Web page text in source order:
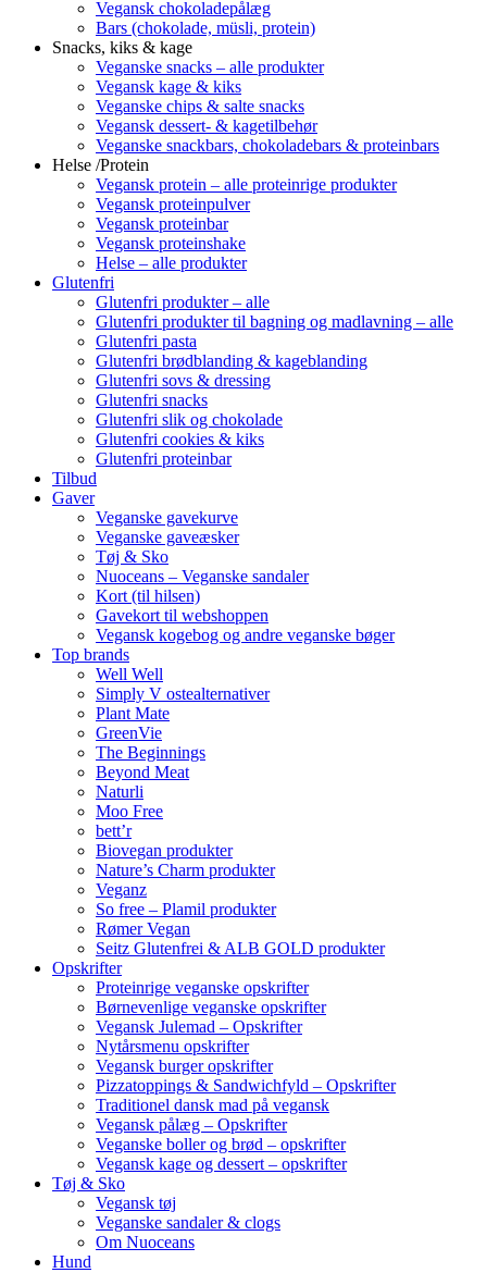
Vegansk chokoladepålæg
Bars (chokolade, müsli, protein)
Snacks, kiks & kage
Veganske snacks – alle produkter
Vegansk kage & kiks
Veganske chips & salte snacks
Vegansk dessert- & kagetilbehør
Veganske snackbars, chokoladebars & proteinbars
Helse /Protein
Vegansk protein – alle proteinrige produkter
Vegansk proteinpulver
Vegansk proteinbar
Vegansk proteinshake
Helse – alle produkter
Glutenfri
Glutenfri produkter – alle
Glutenfri produkter til bagning og madlavning – alle
Glutenfri pasta
Glutenfri brødblanding & kageblanding
Glutenfri sovs & dressing
Glutenfri snacks
Glutenfri slik og chokolade
Glutenfri cookies & kiks
Glutenfri proteinbar
Tilbud
Gaver
Veganske gavekurve
Veganske gaveæsker
Tøj & Sko
Nuoceans – Veganske sandaler
Kort (til hilsen)
Gavekort til webshoppen
Vegansk kogebog og andre veganske bøger
Top brands
Well Well
Simply V ostealternativer
Plant Mate
GreenVie
The Beginnings
Beyond Meat
Naturli
Moo Free
bett’r
Biovegan produkter
Nature’s Charm produkter
Veganz
So free – Plamil produkter
Rømer Vegan
Seitz Glutenfrei & ALB GOLD produkter
Opskrifter
Proteinrige veganske opskrifter
Børnevenlige veganske opskrifter
Vegansk Julemad – Opskrifter
Nytårsmenu opskrifter
Vegansk burger opskrifter
Pizzatoppings & Sandwichfyld – Opskrifter
Traditionel dansk mad på vegansk
Vegansk pålæg – Opskrifter
Veganske boller og brød – opskrifter
Vegansk kage og dessert – opskrifter
Tøj & Sko
Vegansk tøj
Veganske sandaler & clogs
Om Nuoceans
Hund